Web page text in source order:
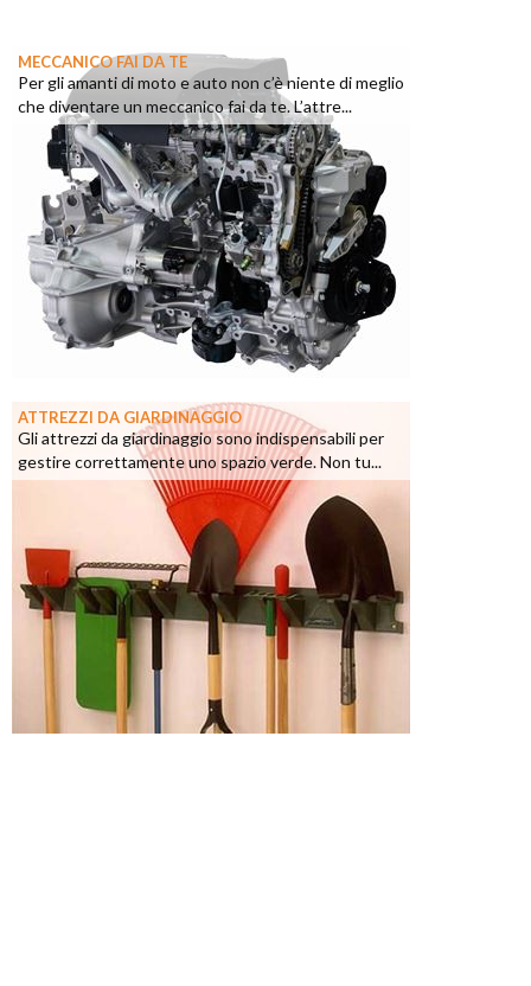
MECCANICO FAI DA TE
Per gli amanti di moto e auto non c’è niente di meglio
che diventare un meccanico fai da te. L’attre...
ATTREZZI DA GIARDINAGGIO
Gli attrezzi da giardinaggio sono indispensabili per
gestire correttamente uno spazio verde. Non tu...